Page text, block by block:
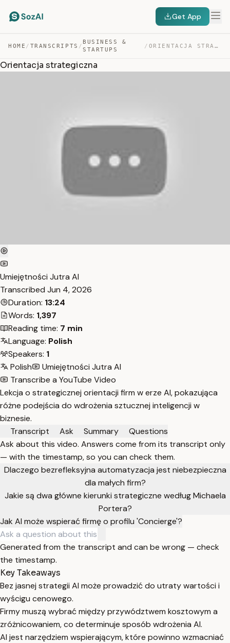
Get App
HOME / TRANSCRIPTS /
BUSINESS &
STARTUPS
/ ORIENTACJA STRATEGICZNA — TRANSCRIPT
Orientacja strategiczna
Umiejętności Jutra AI
Transcribed Jun 4, 2026
Duration: 13:24
Words: 1,397
Reading time: 7 min
Language: Polish
Speakers: 1
Polish
Umiejętności Jutra AI
Transcribe a YouTube Video
Lekcja o strategicznej orientacji firm w erze AI, pokazująca
różne podejścia do wdrożenia sztucznej inteligencji w
biznesie.
Transcript
Ask Summary
Questions
Ask about this video. Answers come from its transcript only
— with the timestamp, so you can check them.
Dlaczego bezrefleksyjna automatyzacja jest niebezpieczna
dla małych firm?
Jakie są dwa główne kierunki strategiczne według Michaela
Portera?
Jak AI może wspierać firmę o profilu 'Concierge'?
Generated from the transcript and can be wrong — check
the timestamp.
Key Takeaways
Bez jasnej strategii AI może prowadzić do utraty wartości i
wyścigu cenowego.
Firmy muszą wybrać między przywództwem kosztowym a
zróżnicowaniem, co determinuje sposób wdrożenia AI.
AI jest narzędziem wspierającym, które powinno wzmacniać